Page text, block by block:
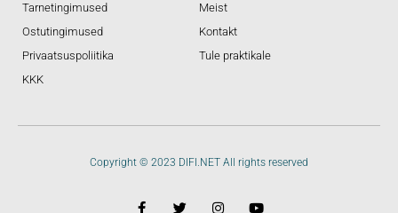
Tarnetingimused
Ostutingimused
Privaatsuspoliitika
KKK
Meist
Kontakt
Tule praktikale
Copyright © 2023 DIFI.NET All rights reserved